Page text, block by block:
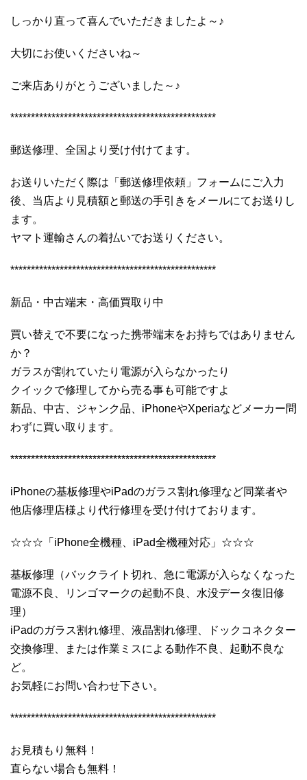
しっかり直って喜んでいただきましたよ～♪
大切にお使いくださいね～
ご来店ありがとうございました～♪
**************************************************
郵送修理、全国より受け付けてます。
お送りいただく際は「郵送修理依頼」フォームにご入力
後、当店より見積額と郵送の手引きをメールにてお送りし
ます。
ヤマト運輸さんの着払いでお送りください。
**************************************************
新品・中古端末・高価買取り中
買い替えで不要になった携帯端末をお持ちではありません
か？
ガラスが割れていたり電源が入らなかったり
クイックで修理してから売る事も可能ですよ
新品、中古、ジャンク品、iPhoneやXperiaなどメーカー問
わずに買い取ります。
**************************************************
iPhoneの基板修理やiPadのガラス割れ修理など同業者や
他店修理店様より代行修理を受け付けております。
☆☆☆「iPhone全機種、iPad全機種対応」☆☆☆
基板修理（バックライト切れ、急に電源が入らなくなった
電源不良、リンゴマークの起動不良、水没データ復旧修
理）
iPadのガラス割れ修理、液晶割れ修理、ドックコネクター
交換修理、または作業ミスによる動作不良、起動不良な
ど。
お気軽にお問い合わせ下さい。
**************************************************
お見積もり無料！
直らない場合も無料！